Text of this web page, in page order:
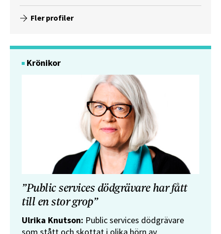
Fler profiler
Krönikor
”Public services dödgrävare har fått
till en stor grop”
Ulrika Knutson: Public services dödgrävare